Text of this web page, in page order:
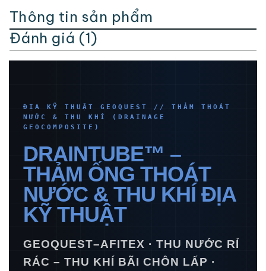
Thông tin sản phẩm
Đánh giá (1)
ĐỊA KỸ THUẬT GEOQUEST // THẢM THOÁT
NƯỚC & THU KHÍ (DRAINAGE
GEOCOMPOSITE)
DRAINTUBE™ –
THẢM ỐNG THOÁT
NƯỚC & THU KHÍ ĐỊA
KỸ THUẬT
GEOQUEST–AFITEX · THU NƯỚC RỈ
RÁC – THU KHÍ BÃI CHÔN LẤP ·